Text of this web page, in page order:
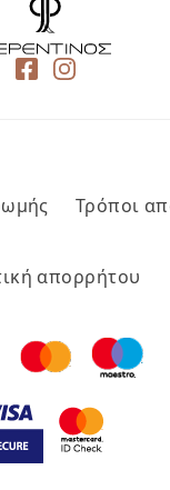
Τρόποι
απορρήτου